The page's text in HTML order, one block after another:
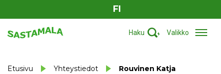
FI
Haku Valikko
Etusivu Yhteystiedot Rouvinen Katja